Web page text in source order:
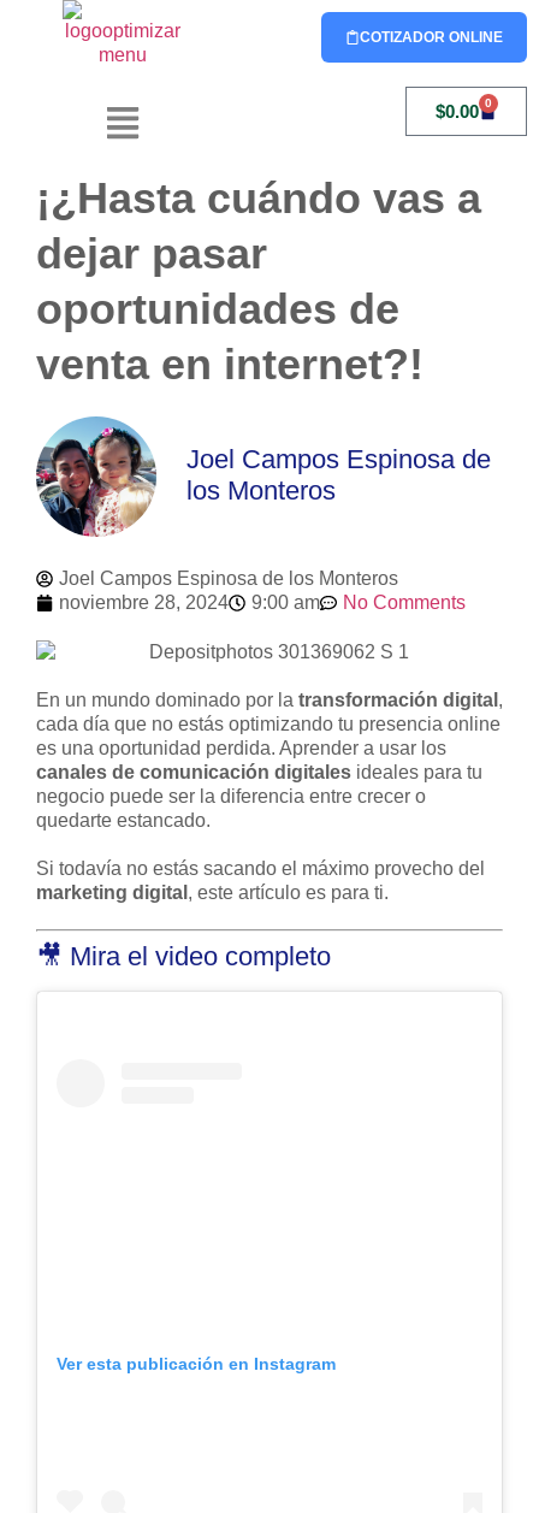
COTIZADOR ONLINE
$0.00 0
¡¿Hasta cuándo vas a
dejar pasar
oportunidades de
venta en internet?!
Joel Campos Espinosa de
los Monteros
Joel Campos Espinosa de los Monteros
noviembre 28, 2024
9:00 am No Comments
En un mundo dominado por la transformación digital ,
cada día que no estás optimizando tu presencia online
es una oportunidad perdida. Aprender a usar los
canales de comunicación digitales ideales para tu
negocio puede ser la diferencia entre crecer o
quedarte estancado.
Si todavía no estás sacando el máximo provecho del
marketing digital , este artículo es para ti.
🎥 Mira el video completo
Ver esta publicación en Instagram